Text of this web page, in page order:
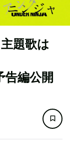
題歌は
編公開